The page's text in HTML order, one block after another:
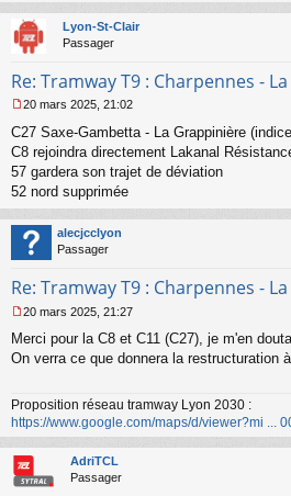
Lyon-St-Clair
Passager
Re: Tramway T9 : Charpennes -
e
s
s
a
g
n
o
l
u
20 mars 2025, 21:02
C27 Saxe-Gambetta - La Grappinière
C8 rejoindra directement Lakanal
57 gardera son trajet de déviation
52 nord supprimée
alecjcclyon
Passager
Re: Tramway T9 : Charpennes -
e
s
g
e
n
o
n
l
20 mars 2025, 21:27
Merci pour la C8 et C11 (C27), je m'en
On verra ce que donnera la restructuration
Proposition réseau tramway Lyon 2030 :
https://www.google.com/maps/d/viewer?mi ...
AdriTCL
Passager